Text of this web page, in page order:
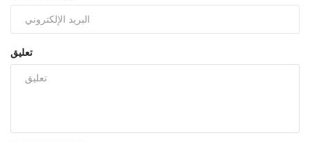
تعليق